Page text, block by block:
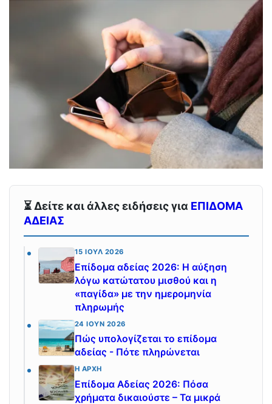
⏳ Δείτε και άλλες ειδήσεις για ΕΠΙΔΟΜΑ
ΑΔΕΙΑΣ
15 ΙΟΎΛ 2026
Επίδομα αδείας 2026: Η αύξηση
λόγω κατώτατου μισθού και η
«παγίδα» με την ημερομηνία
πληρωμής
24 ΙΟΎΝ 2026
Πώς υπολογίζεται το επίδομα
αδείας - Πότε πληρώνεται
Η ΑΡΧΉ
Επίδομα Αδείας 2026: Πόσα
χρήματα δικαιούστε – Τα μικρά